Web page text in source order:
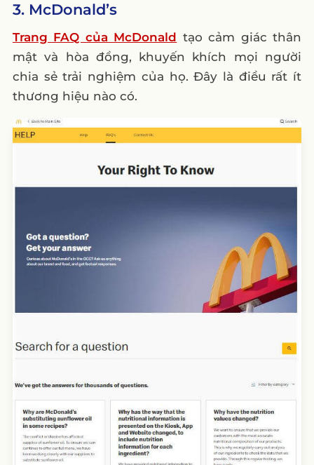
3. McDonald’s
Trang FAQ của McDonald tạo cảm giác thân
mật và hòa đồng, khuyến khích mọi người
chia sẻ trải nghiệm của họ. Đây là điều rất ít
thương hiệu nào có.